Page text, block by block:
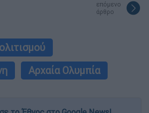
επόμενο
άρθρο
Αρχαία Ολυμπία